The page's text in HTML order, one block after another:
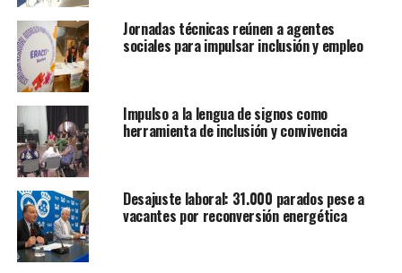
Jornadas técnicas reúnen a agentes
sociales para impulsar inclusión y empleo
Impulso a la lengua de signos como
herramienta de inclusión y convivencia
Desajuste laboral: 31.000 parados pese a
vacantes por reconversión energética